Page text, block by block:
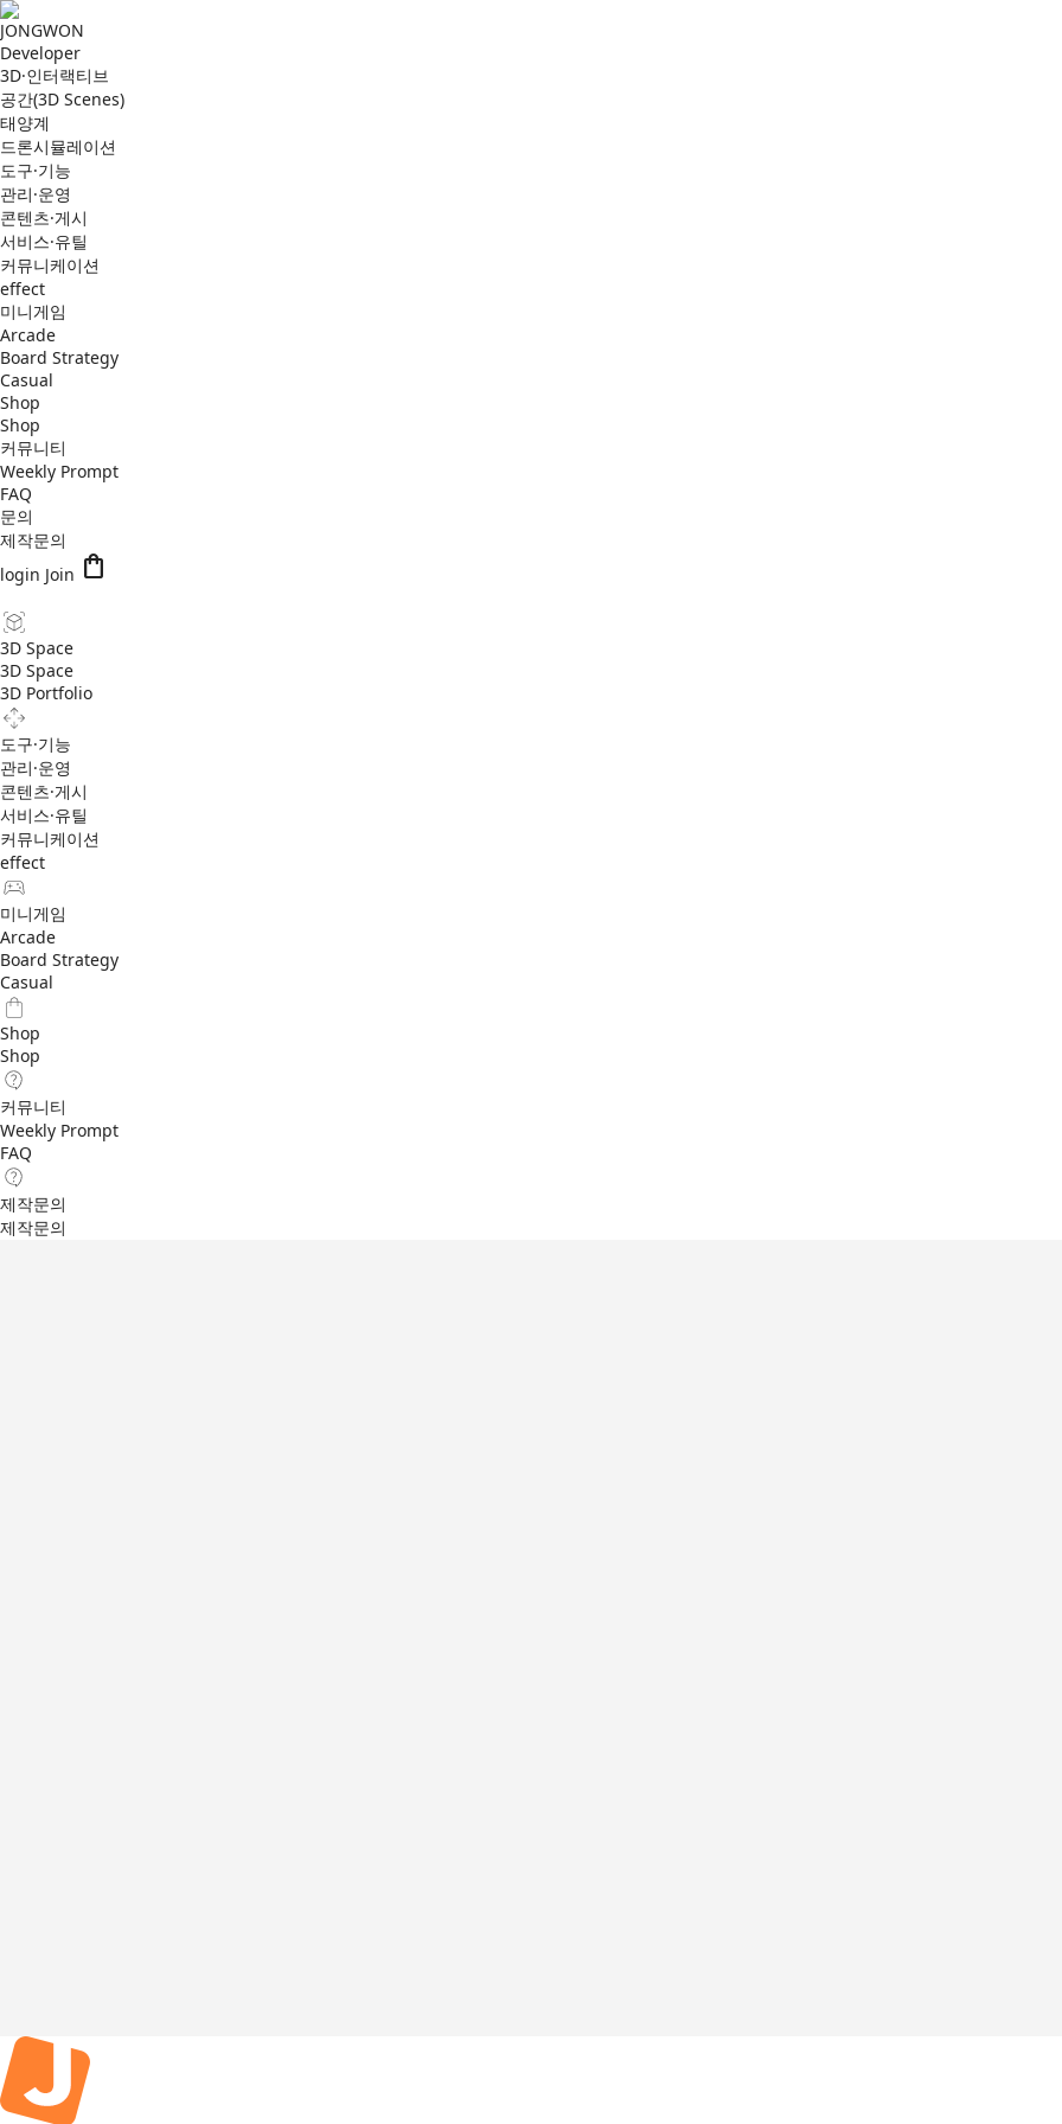
JONGWON
Developer
3D·인터랙티브
공간(3D Scenes)
태양계
드론시뮬레이션
도구·기능
관리·운영
콘텐츠·게시
서비스·유틸
커뮤니케이션
effect
미니게임
Arcade
Board Strategy
Casual
Shop
Shop
커뮤니티
Weekly Prompt
FAQ
문의
제작문의
login Join shopping_bag
3D Space
3D Space
3D Portfolio
도구·기능
관리·운영
콘텐츠·게시
서비스·유틸
커뮤니케이션
effect
미니게임
Arcade
Board Strategy
Casual
Shop
Shop
커뮤니티
Weekly Prompt
FAQ
제작문의
제작문의